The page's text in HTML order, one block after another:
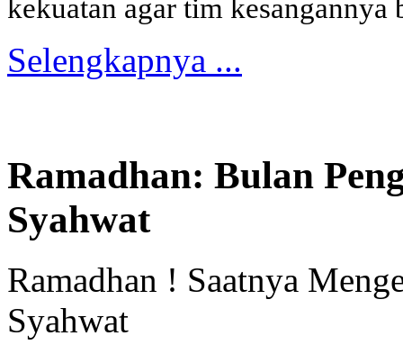
kekuatan agar tim kesangannya
Selengkapnya ...
Ramadhan: Bulan
Syahwat
Ramadhan ! Saatnya
Syahwat